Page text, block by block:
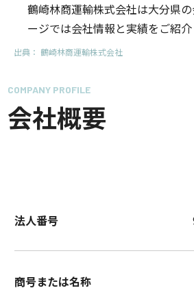
鶴崎林商運輸株式会社は大分県
ージでは会社情報と実績をご紹介
出典： 鶴崎林商運輸株式会社
COMPANY PROFILE
会社概要
法人番号
商号または名称